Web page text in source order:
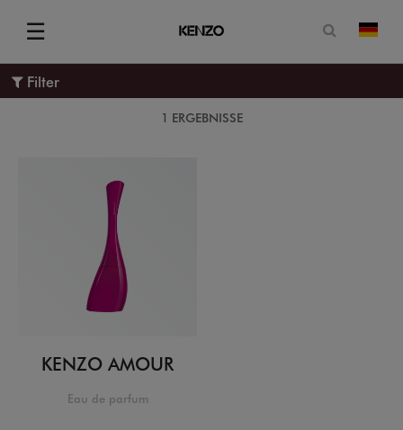
☰
Menu
Filter
1 ERGEBNISSE
KENZO AMOUR
Eau de parfum